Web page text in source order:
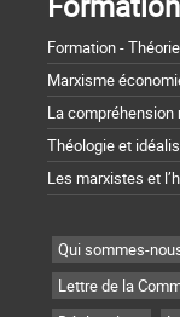
Formation - Théorie
Marxisme
La compréhension
Théologie et
Les marxistes et
Qui sommes-
Lettre de la